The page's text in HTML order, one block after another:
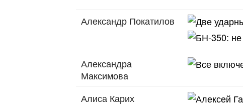
Александр Покатилов
Александра
Максимова
Алиса Карих